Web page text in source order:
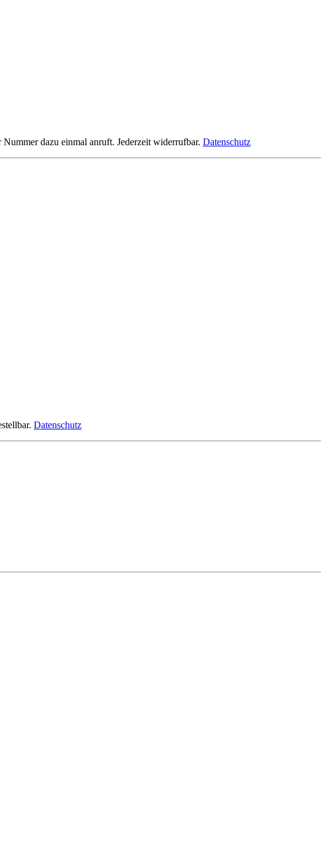
dazu einmal anruft. Jederzeit widerrufbar. Datenschutz
Datenschutz